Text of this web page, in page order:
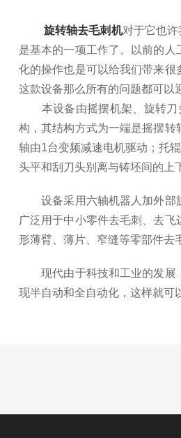
旋转轴去毛刺机对于它也
是基本的一项工作了。以前的
化的操作也是可以给我们带来
这款设备那么所有的问题都可以
本设备由摇摆机架、旋转刀
构，其结构方式为一端是摇摆
轴由1台变频减速电机驱动；托
头平和刮刀头别离与铸坯间的上
设备采用六轴机器人加外部旋
广泛用于中小零件去毛刺、去
形薄臂、薄片、窄缝等零部件去
现代由于科技和工业的发展
现半自动和全自动化，这样就可